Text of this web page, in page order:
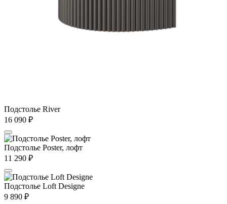
Подстолье River
16 090 ₽
Подстолье Poster, лофт
11 290 ₽
Подстолье Loft Designe
9 890 ₽